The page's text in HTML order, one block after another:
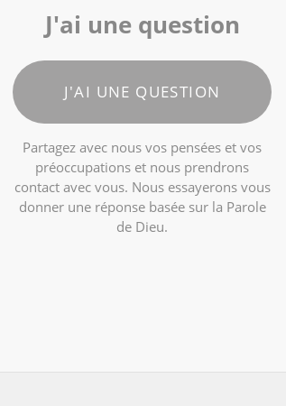
J'ai une question
J'AI UNE QUESTION
Partagez avec nous vos pensées et vos
préoccupations et nous prendrons
contact avec vous. Nous essayerons vous
donner une réponse basée sur la Parole
de Dieu.